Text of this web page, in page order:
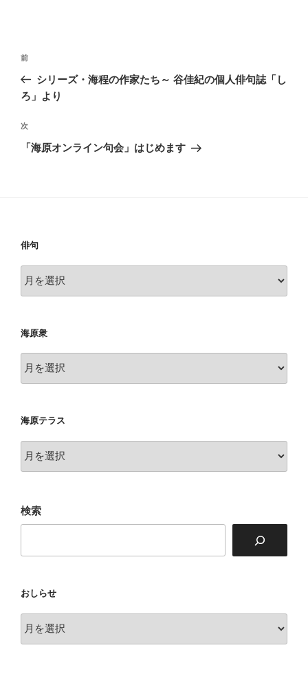
投
ナ
ゲ
ー
前
の
投
前
シリーズ・海程の作家たち～ 谷佳紀の個人俳句誌「し
ろ」より
次
の
次
「海原オンライン句会」はじめます
俳句
句
海原衆
原
海原テラス
原
ス
検索
おしらせ
し